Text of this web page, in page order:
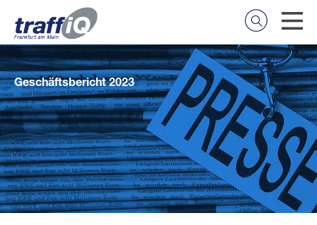
Geschäftsbericht 2023